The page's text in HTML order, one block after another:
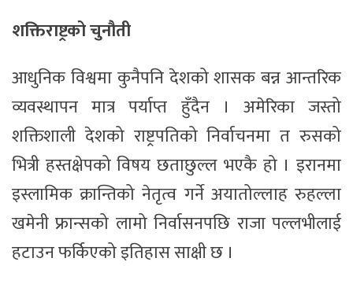
शक्तिराष्ट्रको चुनौती
आधुनिक विश्वमा कुनैपनि देशको शासक बन्न आन्तरिक
व्यवस्थापन मात्र पर्याप्त हुँदैन । अमेरिका जस्तो
शक्तिशाली देशको राष्ट्रपतिको निर्वाचनमा त रुसको
भित्री हस्तक्षेपको विषय छताछुल्ल भएकै हो । इरानमा
इस्लामिक क्रान्तिको नेतृत्व गर्ने अयातोल्लाह रुहल्ला
खमेनी फ्रान्सको लामो निर्वासनपछि राजा पल्लभीलाई
हटाउन फर्किएको इतिहास साक्षी छ ।